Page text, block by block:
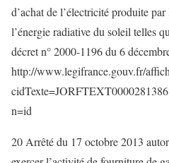
d’achat de l’électricité produite
l’énergie radiative du soleil telles
décret n° 2000-1196 du 6
http://www.legifrance.gouv.fr/
n=id
20 Arrêté du 17 octobre 2013